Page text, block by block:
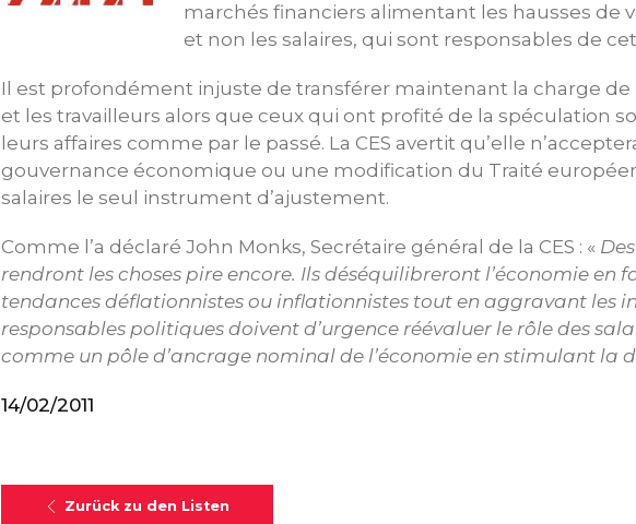
marchés financiers alimentant les hausses de
et non les salaires, qui sont responsables de
Il est profondément injuste de transférer maintenant la charge de
et les travailleurs alors que ceux qui ont profité de la spéculation
leurs affaires comme par le passé. La CES avertit qu’elle
gouvernance économique ou une modification du Traité
salaires le seul instrument d’ajustement.
Comme l’a déclaré John Monks, Secrétaire général de la CES : «
rendront les choses pire encore. Ils déséquilibreront l’économie en
tendances déflationnistes ou inflationnistes tout en aggravant les
responsables politiques doivent d’urgence réévaluer le rôle des
comme un pôle d’ancrage nominal de l’économie en stimulant la
14/02/2011
Zurück zu den Listen